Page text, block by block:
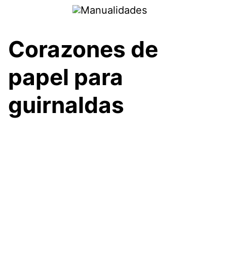
Corazones de
papel para
guirnaldas